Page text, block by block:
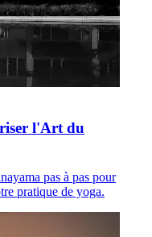
l'Art du
pas à pas pour
pratique de yoga.